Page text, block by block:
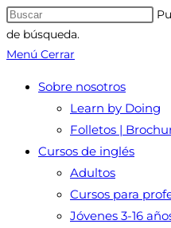
de búsqueda.
Menú Cerrar
Sobre nosotros
Learn by Doing
Folletos |
Cursos de inglés
Adultos
Cursos para
Jóvenes 3-16